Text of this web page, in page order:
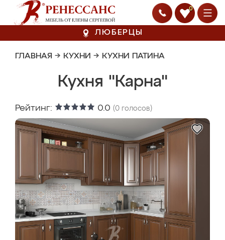
0
ЛЮБЕРЦЫ
ГЛАВНАЯ → КУХНИ → КУХНИ ПАТИНА
Кухня "Карна"
Рейтинг: 0.0 (0 голосов)